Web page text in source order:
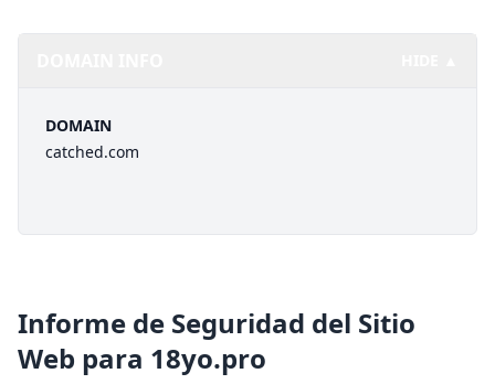
DOMAIN
catched.com
Informe de Seguridad del Sitio
Web para 18yo.pro